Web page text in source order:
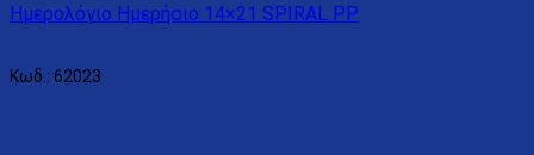
Ημερολόγιο Ημερήσιο 14×21 SPIRAL PP
Κωδ.: 62023